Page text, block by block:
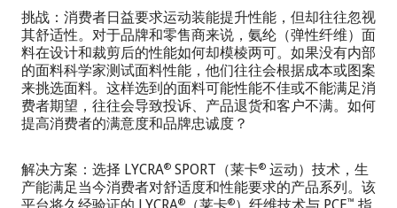
COOLMAX® PRO EcoMade 技术
The LYCRA Company
挑战：消费者日益要求运动装能提升性能，但却往往忽视
其舒适性。对于品牌和零售商来说，氨纶（弹性纤维）面
料在设计和裁剪后的性能如何却模棱两可。如果没有内部
的面料科学家测试面料性能，他们往往会根据成本或图案
来挑选面料。这样选到的面料可能性能不佳或不能满足消
费者期望，往往会导致投诉、产品退货和客户不满。如何
提高消费者的满意度和品牌忠诚度？
解决方案：选择 LYCRA® SPORT（莱卡® 运动）技术，生
产能满足当今消费者对舒适度和性能要求的产品系列。该
® ® ™